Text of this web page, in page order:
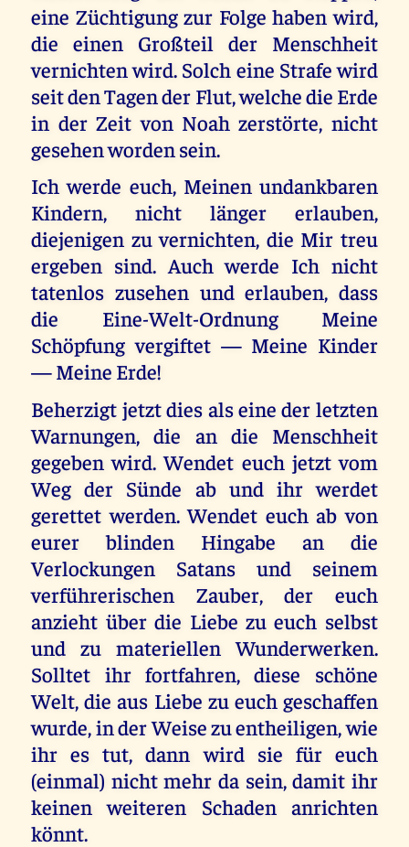
eine Züchtigung zur Folge haben wird,
die einen Großteil der Menschheit
vernichten wird. Solch eine Strafe wird
seit den Tagen der Flut, welche die Erde
in der Zeit von Noah zerstörte, nicht
gesehen worden sein.
Ich werde euch, Meinen undankbaren
Kindern, nicht länger erlauben,
diejenigen zu vernichten, die Mir treu
ergeben sind. Auch werde Ich nicht
tatenlos zusehen und erlauben, dass
die Eine-Welt-Ordnung Meine
Schöpfung vergiftet — Meine Kinder
— Meine Erde!
Beherzigt jetzt dies als eine der letzten
Warnungen, die an die Menschheit
gegeben wird. Wendet euch jetzt vom
Weg der Sünde ab und ihr werdet
gerettet werden. Wendet euch ab von
eurer blinden Hingabe an die
Verlockungen Satans und seinem
verführerischen Zauber, der euch
anzieht über die Liebe zu euch selbst
und zu materiellen Wunderwerken.
Solltet ihr fortfahren, diese schöne
Welt, die aus Liebe zu euch geschaffen
wurde, in der Weise zu entheiligen, wie
ihr es tut, dann wird sie für euch
(einmal) nicht mehr da sein, damit ihr
keinen weiteren Schaden anrichten
könnt.